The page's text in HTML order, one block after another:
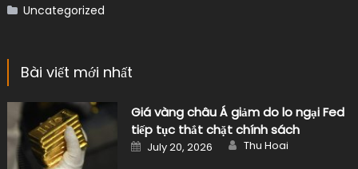
Uncategorized
Bài viết mới nhất
Giá vàng châu Á giảm do lo ngại Fed
tiếp tục thắt chặt chính sách
Posted
on
July 20, 2026 Author
Thu Hoai